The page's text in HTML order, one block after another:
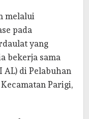
melalui
pada
yang
bekerja sama
AL) di Pelabuhan
Parigi,